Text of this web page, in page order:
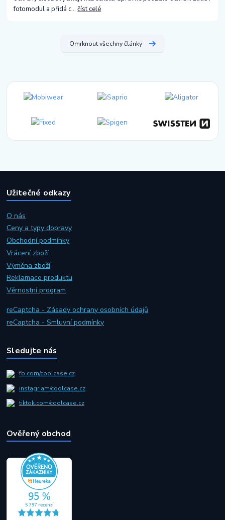
fotomodul a přidá c...číst celé
Omrknout všechny články
Užitečné odkazy
O nás
Ceny a typy dopravy
Obchodní podmínky
Vrácení zboží
Výměna zboží
Reklamace produktu
Věrnostní program
reCaptcha - Zásady ochrany osobních údajů
reCaptcha - Smluvní podmínky
Sledujte nás
fb.com/coolcase.cz
instagr.am/coolcase.cz
tiktok.com/coolcase.cz
Ověřený obchod